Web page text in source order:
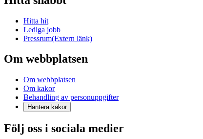
Hitta hit
Lediga jobb
Pressrum(Extern länk)
Om webbplatsen
Om webbplatsen
Om kakor
Behandling av personuppgifter
Hantera kakor
Följ oss i sociala medier